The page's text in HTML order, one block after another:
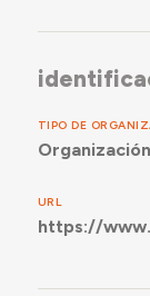
TIPO DE
URL
https://